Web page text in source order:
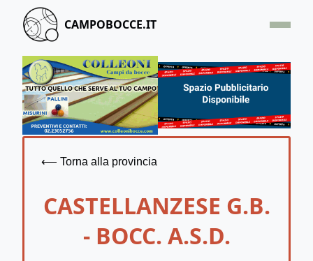
CAMPOBOCCE.IT
HOME
OFFERTA
SEGNALA UN CAMPO
⟵ Torna alla provincia
CASTELLANZESE G.B.
- BOCC. A.S.D.